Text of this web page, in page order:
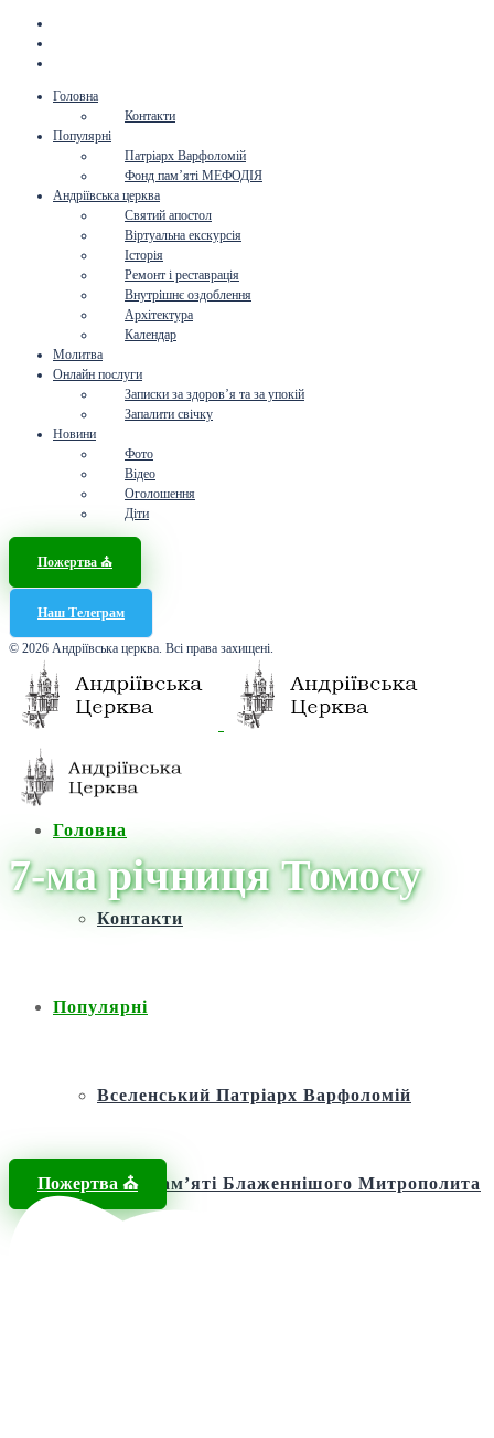
Головна
Контакти
Популярні
Патріарх Варфоломій
Фонд пам’яті МЕФОДІЯ
Андріївська церква
Святий апостол
Віртуальна екскурсія
Історія
Ремонт і реставрація
Внутрішнє оздоблення
Архітектура
Календар
Молитва
Онлайн послуги
Записки за здоров’я та за упокій
Запалити свічку
Новини
Фото
Відео
Оголошення
Діти
Пожертва ⛪️
Наш Телеграм
© 2026 Андріївська церква. Всі права захищені.
Головна
Контакти
Популярні
Вселенський Патріарх Варфоломій
Фонд пам’яті Блаженнішого Митрополита
Пожертва ⛪️
7-ма річниця Томосу